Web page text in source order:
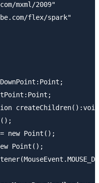
mxml/2009"
flex/spark"
new Point();
Point();